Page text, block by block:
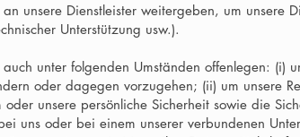
unsere Dienstleister weitergeben, um unsere
Unterstützung usw.).
unter folgenden Umständen offenlegen: (i)
oder dagegen vorzugehen; (ii) um unsere
oder unsere persönliche Sicherheit sowie die
uns oder bei einem unserer verbundenen